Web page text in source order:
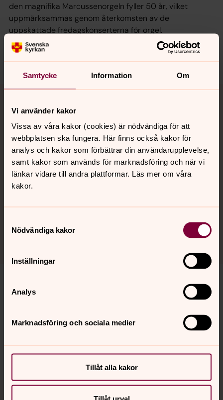
Samtycke Information Om
Vi använder kakor
Vissa av våra kakor (cookies) är nödvändiga för att
webbplatsen ska fungera. Här finns också kakor för
analys och kakor som förbättrar din användarupplevelse,
samt kakor som används för marknadsföring och när vi
länkar vidare till andra plattformar. Läs mer om våra
kakor.
Nödvändiga kakor
Inställningar
Analys
Marknadsföring och sociala medier
Tillåt alla kakor
Tillåt urval
den magnifika Marcussenorgeln fyller 50 år, vilket
uppmärksammas genom återkomsten av de
uppskattade fredagskonserterna för orgel.
Generalprogrammet för våren 2025 är illustrerat av den
livetecknande konstnären Jenny Soep.
Biljetter
Biljettsläpp: torsdagen den 27 november kl. 12.00.
https://musikstorkyrkanstjacob.com
innehåll?
Dela
Tillbaka till toppen
Tillbaka till innehållet